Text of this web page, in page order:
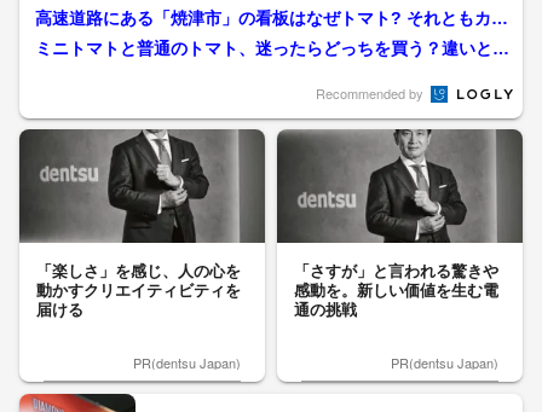
直売所』完熟収穫にこだわ...
高速道路にある「焼津市」の看板はなぜトマト? それともカ
キ? 絵の謎を調査しまし...
ミニトマトと普通のトマト、迷ったらどっちを買う？違いと使
Recommended by
「楽しさ」を感じ、人の心を
動かすクリエイティビティを
届ける
PR(dentsu Japan)
「さすが」と言われる驚きや
感動を。新しい価値を生む電
通の挑戦
PR(dentsu Japan)